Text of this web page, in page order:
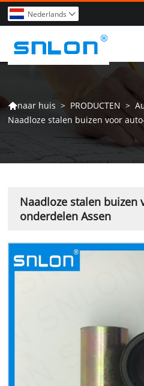
Nederlands 
naar huis > PRODUCTEN >
Naadloze stalen buizen voor
Naadloze stalen buizen
onderdelen Assen